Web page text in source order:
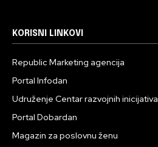
KORISNI LINKOVI
Republic Marketing agencija
Portal Infodan
Udruženje Centar razvojnih inicijativa
Portal Dobardan
Magazin za poslovnu ženu